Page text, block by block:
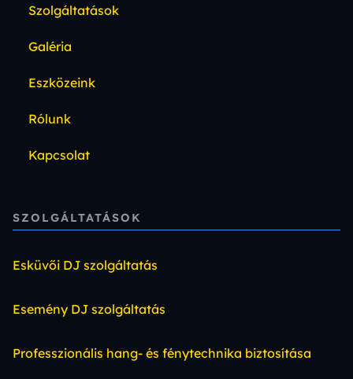
Szolgáltatások
Galéria
Eszközeink
Rólunk
Kapcsolat
SZOLGÁLTATÁSOK
Esküvői DJ szolgáltatás
Esemény DJ szolgáltatás
Professzionális hang- és fénytechnika biztosítása